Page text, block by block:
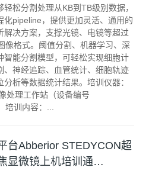
轻松分割处理从KB到TB级别数据，
化pipeline，提供更加灵活、通用的
解决方案，支撑光镜、电镜等超过
像格式。阈值分割、机器学习、深
智能分割模型，可轻松实现细胞计
、神经追踪、血管统计、细胞轨迹
分析等数据统计结果。培训仪器：
处理工作站（设备编号
培训内容：...
台Abberior STEDYCON超
显微镜上机培训通…